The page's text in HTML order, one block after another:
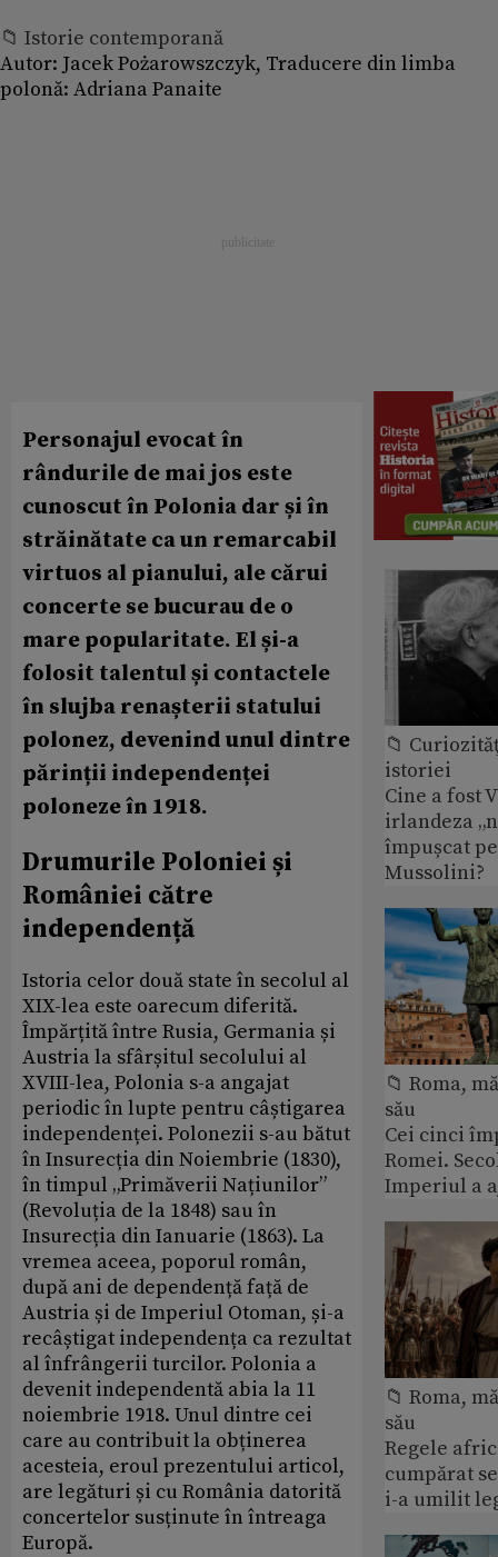
📁 Istorie contemporană
Autor: Jacek Pożarowszczyk, Traducere din limba
polonă: Adriana Panaite
Personajul evocat în
rândurile de mai jos este
cunoscut în Polonia dar și în
străinătate ca un remarcabil
virtuos al pianului, ale cărui
concerte se bucurau de o
mare popularitate. El și-a
folosit talentul și contactele
în slujba renașterii statului
polonez, devenind unul dintre
părinții independenței
poloneze în 1918.
Drumurile Poloniei și
României către
independență
Istoria celor două state în secolul al
XIX-lea este oarecum diferită.
Împărțită între Rusia, Germania și
Austria la sfârșitul secolului al
XVIII-lea, Polonia s-a angajat
periodic în lupte pentru câștigarea
independenței. Polonezii s-au bătut
în Insurecția din Noiembrie (1830),
în timpul „Primăverii Națiunilor”
(Revoluția de la 1848) sau în
Insurecția din Ianuarie (1863). La
vremea aceea, poporul român,
după ani de dependență față de
Austria și de Imperiul Otoman, și-a
recâștigat independența ca rezultat
al înfrângerii turcilor. Polonia a
devenit independentă abia la 11
noiembrie 1918. Unul dintre cei
care au contribuit la obținerea
acesteia, eroul prezentului articol,
are legături și cu România datorită
concertelor susținute în întreaga
Europă.
📁
istoriei
Cine a fost
irlandeza
împușcat
Mussolini?
📁 Roma,
său
Cei cinci
Romei.
Imperiul a
📁 Roma,
său
Regele
cumpărat
i-a umilit